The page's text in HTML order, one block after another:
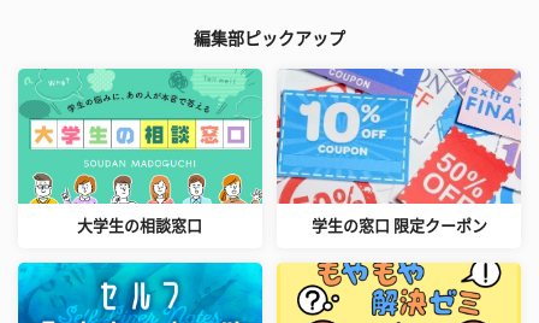
編集部ピックアップ
大学生の相談窓口 学生の窓口 限定クーポン